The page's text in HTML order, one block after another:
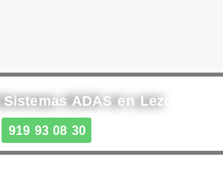
ADAS en Lezo
919 93 08 30